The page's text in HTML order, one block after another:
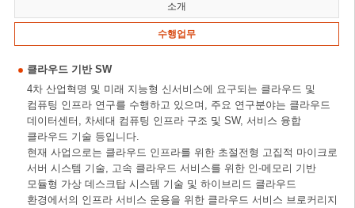
소개
수행업무
클라우드 기반 SW
4차 산업혁명 및 미래 지능형 신서비스에 요구되는 클라우드 및
컴퓨팅 인프라 연구를 수행하고 있으며, 주요 연구분야는 클라우드
데이터센터, 차세대 컴퓨팅 인프라 구조 및 SW, 서비스 융합
클라우드 기술 등입니다.
현재 사업으로는 클라우드 인프라를 위한 초절전형 고집적 마이크로
서버 시스템 기술, 고속 클라우드 서비스를 위한 인-메모리 기반
모듈형 가상 데스크탑 시스템 기술 및 하이브리드 클라우드
환경에서의 인프라 서비스 운용을 위한 클라우드 서비스 브로커리지